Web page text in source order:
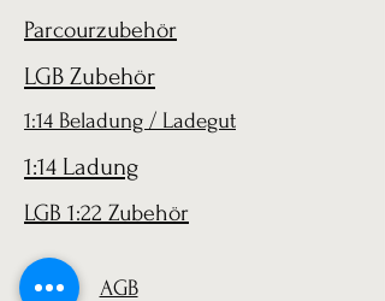
Parcourzubehör
LGB Zubehör
1:14 Beladung / Ladegut
1:14 Ladung
LGB 1:22 Zubehör
AGB